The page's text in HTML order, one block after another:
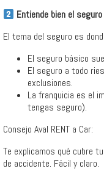
Entiende bien el
El tema del seguro es
El seguro básico
El seguro a todo
exclusiones.
La franquicia es el
tengas seguro).
Consejo Aval RENT a Car:
Te explicamos qué cubre
de accidente. Fácil y claro.